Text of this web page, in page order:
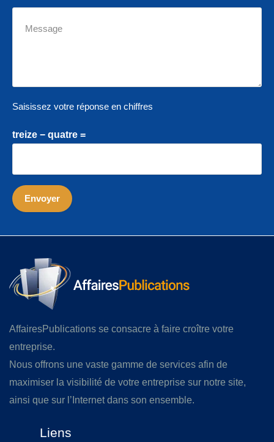
Saisissez votre réponse en chiffres
treize − quatre =
AffairesPublications se consacre à faire croître votre
entreprise.
Nous offrons une vaste gamme de services afin de
maximiser la visibilité de votre entreprise sur notre site,
ainsi que sur l’Internet dans son ensemble.
Liens